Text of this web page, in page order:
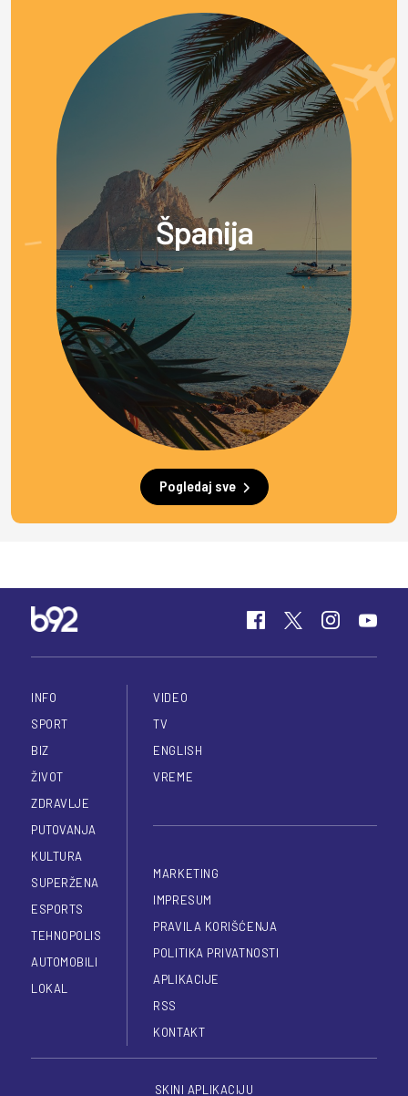
Španija
Pogledaj sve
INFO
SPORT
BIZ
ŽIVOT
ZDRAVLJE
PUTOVANJA
KULTURA
SUPERŽENA
ESPORTS
TEHNOPOLIS
AUTOMOBILI
LOKAL
VIDEO
TV
ENGLISH
VREME
MARKETING
IMPRESUM
PRAVILA KORIŠĆENJA
POLITIKA PRIVATNOSTI
APLIKACIJE
RSS
KONTAKT
SKINI APLIKACIJU